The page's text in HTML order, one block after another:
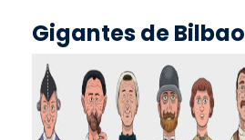
Gigantes de Bilbao